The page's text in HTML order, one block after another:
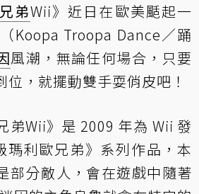
弟Wii》近日在歐美颳起一
Koopa Troopa Dance／踊
風潮，無論任何場合，只要
，就擺動雙手耍俏皮吧！
弟Wii》是 2009 年為 Wii 發
瑪利歐兄弟》系列作品，本
部分敵人，會在遊戲中隨著